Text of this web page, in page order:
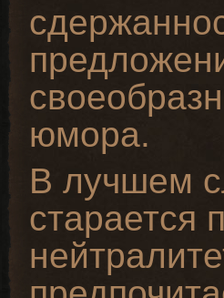
юмора.
В лучшем
старается